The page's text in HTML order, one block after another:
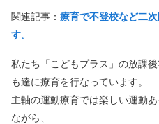
関連記事： 療育で不登校など二
す。
私たち「こどもプラス」の放課
も達に療育を行なっています。
主軸の運動療育では楽しい運動
ながら、